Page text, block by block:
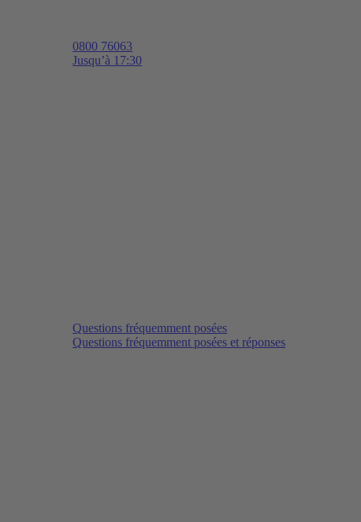
0800 76063
Jusqu’à 17:30
Questions fréquemment posées
Questions fréquemment posées et réponses